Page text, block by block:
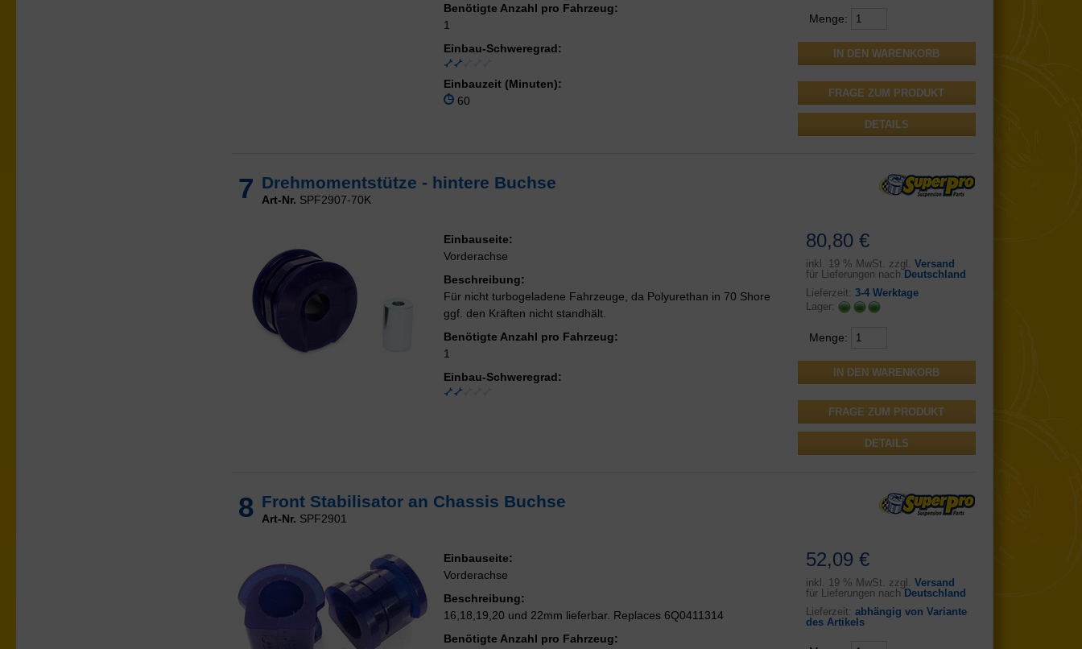
Menge:
FRAGE ZUM PRODUKT
DETAILS
Benötigte Anzahl pro Fahrzeug:
1
Einbau-Schweregrad:
Einbauzeit (Minuten):
60
7 Drehmomentstütze - hintere Buchse
Art-Nr. SPF2907-70K
80,80 €
inkl. 19 % MwSt. zzgl. Versand
für Lieferungen nach Deutschland
Lieferzeit: 3-4 Werktage
Lager:
Menge:
FRAGE ZUM PRODUKT
DETAILS
Einbauseite:
Vorderachse
Beschreibung:
Für nicht turbogeladene Fahrzeuge, da Polyurethan in 70 Shore
ggf. den Kräften nicht standhält.
Benötigte Anzahl pro Fahrzeug:
1
Einbau-Schweregrad:
8 Front Stabilisator an Chassis Buchse
Art-Nr. SPF2901
52,09 €
inkl. 19 % MwSt. zzgl. Versand
für Lieferungen nach Deutschland
Lieferzeit: abhängig von Variante
des Artikels
Einbauseite:
Vorderachse
Beschreibung:
16,18,19,20 und 22mm lieferbar. Replaces 6Q0411314
Benötigte Anzahl pro Fahrzeug: